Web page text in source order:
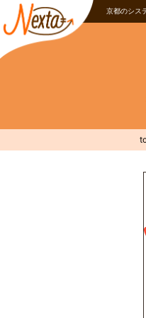
京都のシス